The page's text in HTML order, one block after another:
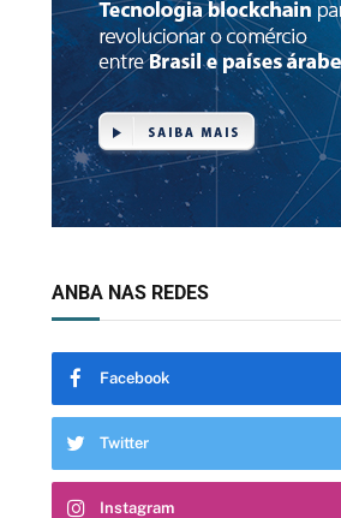
ANBA NAS REDES
Facebook
Twitter
Instagram